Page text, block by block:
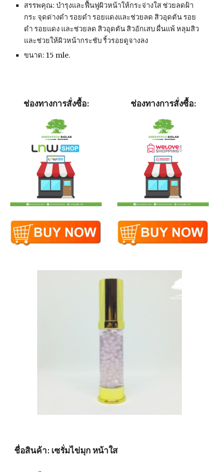
สรรพคุณ: บำรุงและฟื้นฟูผิวหน้าให้กระจ่างใส ช่วยลดฝ้า
กระ จุดด่างดำ รอยดำ รอยแดงและช่วยลด สิวอุดตัน รอย
ดำ รอยแดง และช่วยลด สิวอุดตัน สิวอักเสบ ผื่นแพ้ หลุมสิว
และช่วยให้ผิวหน้ากระชับ ริ้วรอยดูจางลง
ขนาด: 15 mle.
ช่องทางการสั่งซื้อ: ช่องทางการสั่งซื้อ:
ชื่อสินค้า: เซรั่มไข่มุก หน้าใส